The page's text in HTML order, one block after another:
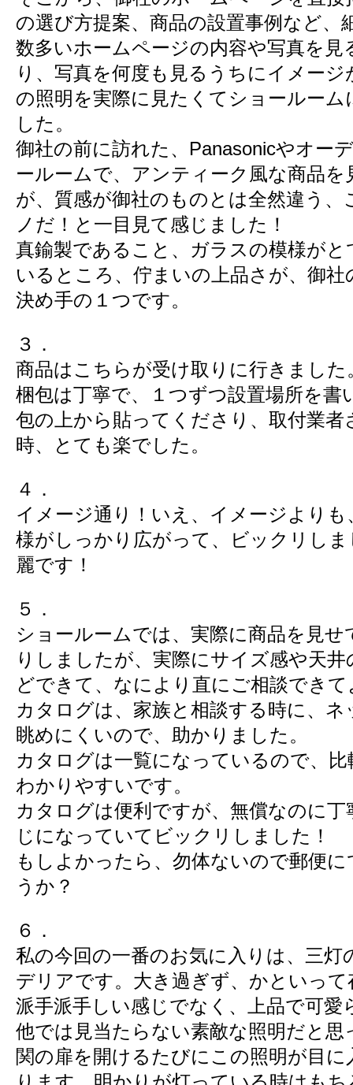
の選び方提案、商品の設置事例など、
数多いホームページの内容や写真を見
り、写真を何度も見るうちにイメージ
の照明を実際に見たくてショールーム
した。
御社の前に訪れた、Panasonicやオー
ールームで、アンティーク風な商品を
が、質感が御社のものとは全然違う、
ノだ！と一目見て感じました！
真鍮製であること、ガラスの模様が
いるところ、佇まいの上品さが、御社
決め手の１つです。
３．
商品はこちらが受け取りに行きました
梱包は丁寧で、１つずつ設置場所を書
包の上から貼ってくださり、取付業者
時、とても楽でした。
４．
イメージ通り！いえ、イメージよりも
様がしっかり広がって、ビックリし
麗です！
５．
ショールームでは、実際に商品を見せ
りしましたが、実際にサイズ感や天
どできて、なにより直にご相談でき
カタログは、家族と相談する時に、
眺めにくいので、助かりました。
カタログは一覧になっているので、
わかりやすいです。
カタログは便利ですが、無償なのに
じになっていてビックリしました！
もしよかったら、勿体ないので郵便
うか？
６．
私の今回の一番のお気に入りは、三灯
デリアです。大き過ぎず、かといっ
派手派手しい感じでなく、上品で可愛
他では見当たらない素敵な照明だと思
関の扉を開けるたびにこの照明が目に